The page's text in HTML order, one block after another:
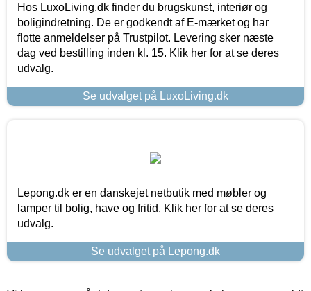
Hos LuxoLiving.dk finder du brugskunst, interiør og
boligindretning. De er godkendt af E-mærket og har
flotte anmeldelser på Trustpilot. Levering sker næste
dag ved bestilling inden kl. 15. Klik her for at se deres
udvalg.
Se udvalget på LuxoLiving.dk
Lepong.dk er en danskejet netbutik med møbler og
lamper til bolig, have og fritid. Klik her for at se deres
udvalg.
Se udvalget på Lepong.dk